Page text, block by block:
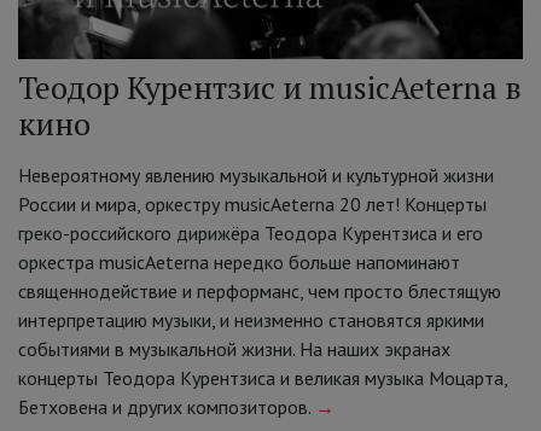
Теодор Курентзис и musicAeterna в
кино
Невероятному явлению музыкальной и культурной жизни
России и мира, оркестру musicAeterna 20 лет! Концерты
греко-российского дирижёра Теодора Курентзиса и его
оркестра musicAeterna нередко больше напоминают
священнодействие и перформанс, чем просто блестящую
интерпретацию музыки, и неизменно становятся яркими
событиями в музыкальной жизни. На наших экранах
концерты Теодора Курентзиса и великая музыка Моцарта,
Бетховена и других композиторов. →